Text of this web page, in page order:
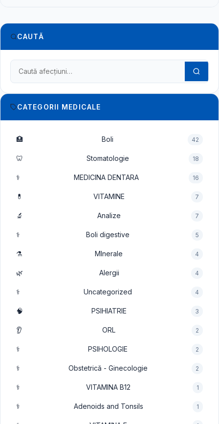
CAUTĂ
Caută în dicționarul medical
CATEGORII MEDICALE
🏥 Boli 42
🦷 Stomatologie 18
⚕️ MEDICINA DENTARA 16
💊 VITAMINE 7
🔬 Analize 7
⚕️ Boli digestive 5
⚗️ MInerale 4
🌿 Alergii 4
⚕️ Uncategorized 4
🧠 PSIHIATRIE 3
👂 ORL 2
⚕️ PSIHOLOGIE 2
⚕️ Obstetrică - Ginecologie 2
⚕️ VITAMINA B12 1
⚕️ Adenoids and Tonsils 1